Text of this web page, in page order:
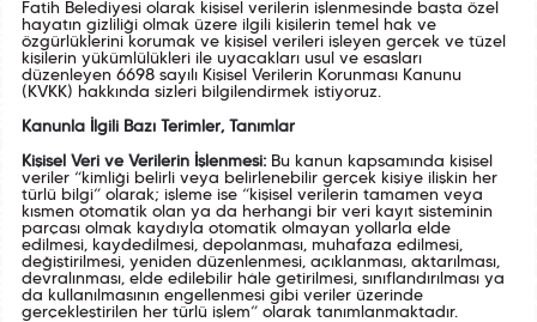
Fatih Belediyesi olarak kişisel verilerin işlenmesinde başta özel
hayatın gizliliği olmak üzere ilgili kişilerin temel hak ve
özgürlüklerini korumak ve kişisel verileri işleyen gerçek ve tüzel
kişilerin yükümlülükleri ile uyacakları usul ve esasları
düzenleyen 6698 sayılı Kişisel Verilerin Korunması Kanunu
(KVKK) hakkında sizleri bilgilendirmek istiyoruz.
Kanunla İlgili Bazı Terimler, Tanımlar
Kişisel Veri ve Verilerin İşlenmesi: Bu kanun kapsamında kişisel
veriler “kimliği belirli veya belirlenebilir gerçek kişiye ilişkin her
türlü bilgi” olarak; işleme ise “kişisel verilerin tamamen veya
kısmen otomatik olan ya da herhangi bir veri kayıt sisteminin
parçası olmak kaydıyla otomatik olmayan yollarla elde
edilmesi, kaydedilmesi, depolanması, muhafaza edilmesi,
değiştirilmesi, yeniden düzenlenmesi, açıklanması, aktarılması,
devralınması, elde edilebilir hâle getirilmesi, sınıflandırılması ya
da kullanılmasının engellenmesi gibi veriler üzerinde
gerçekleştirilen her türlü işlem” olarak tanımlanmaktadır.